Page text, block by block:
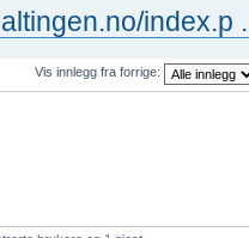
index.p
Vis innlegg fra forrige: